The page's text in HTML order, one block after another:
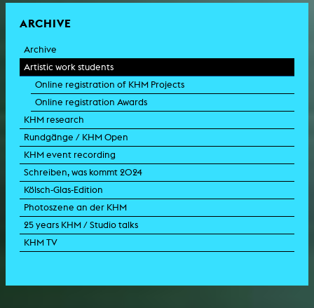
ARCHIVE
Archive
Artistic work students
Online registration of KHM Projects
Online registration Awards
KHM research
Rundgänge / KHM Open
KHM event recording
Schreiben, was kommt 2024
Kölsch-Glas-Edition
Photoszene an der KHM
25 years KHM / Studio talks
KHM TV